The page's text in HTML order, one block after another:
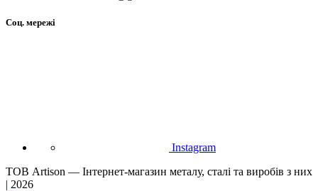
Соц. мережі
Instagram
ТОВ Artison — Інтернет-магазин металу, сталі та виробів з них
| 2026